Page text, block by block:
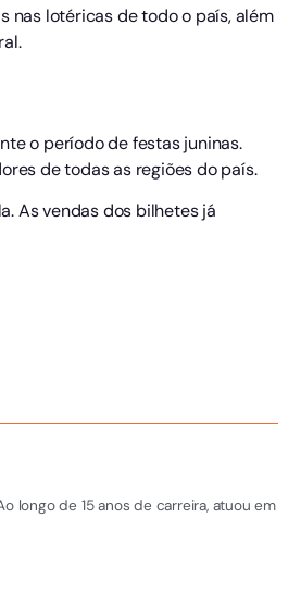
nas lotéricas de todo o país, além
o período de festas juninas.
de todas as regiões do país.
As vendas dos bilhetes já
longo de 15 anos de carreira, atuou em